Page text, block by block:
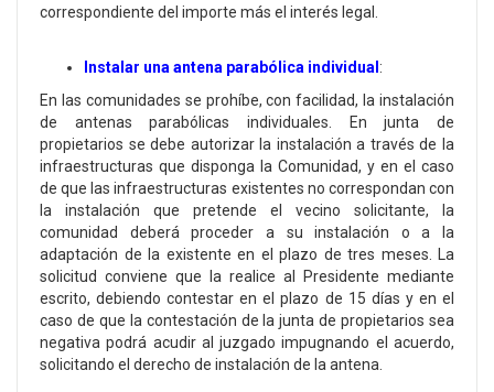
correspondiente del importe más el interés legal.
Instalar una antena parabólica individual :
En las comunidades se prohíbe, con facilidad, la instalación
de antenas parabólicas individuales. En junta de
propietarios se debe autorizar la instalación a través de la
infraestructuras que disponga la Comunidad, y en el caso
de que las infraestructuras existentes no correspondan con
la instalación que pretende el vecino solicitante, la
comunidad deberá proceder a su instalación o a la
adaptación de la existente en el plazo de tres meses. La
solicitud conviene que la realice al Presidente mediante
escrito, debiendo contestar en el plazo de 15 días y en el
caso de que la contestación de la junta de propietarios sea
negativa podrá acudir al juzgado impugnando el acuerdo,
solicitando el derecho de instalación de la antena.